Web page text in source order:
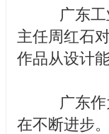
广东工业
主任周红石
作品从设计
广东作为
在不断进步